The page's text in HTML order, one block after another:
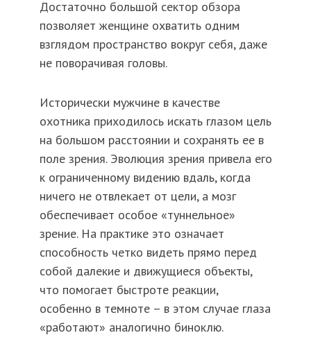
Достаточно большой сектор обзора
позволяет женщине охватить одним
взглядом пространство вокруг себя, даже
не поворачивая головы.
Исторически мужчине в качестве
охотника приходилось искать глазом цель
на большом расстоянии и сохранять ее в
поле зрения. Эволюция зрения привела его
к ограниченному видению вдаль, когда
ничего не отвлекает от цели, а мозг
обеспечивает особое «туннельное»
зрение. На практике это означает
способность четко видеть прямо перед
собой далекие и движущиеся объекты,
что помогает быстроте реакции,
особенно в темноте – в этом случае глаза
«работают» аналогично биноклю.